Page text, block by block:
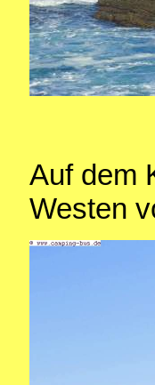
Auf dem
Westen